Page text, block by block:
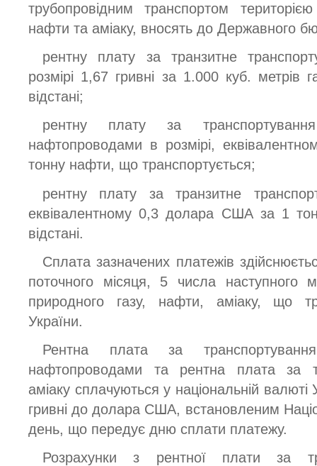
трубопровідним транспортом
нафти та аміаку, вносять до Державного
рентну плату за транзитне
розмірі 1,67 гривні за 1.000 куб. метрів
відстані;
рентну плату за
нафтопроводами в розмірі,
тонну нафти, що транспортується;
рентну плату за транзитне
еквівалентному 0,3 долара США за 1
відстані.
Сплата зазначених платежів
поточного місяця, 5 числа наступного
природного газу, нафти, аміаку, що
України.
Рентна плата за
нафтопроводами та рентна плата за
аміаку сплачуються у національній
гривні до долара США, встановленим
день, що передує дню сплати платежу.
Розрахунки з рентної плати за